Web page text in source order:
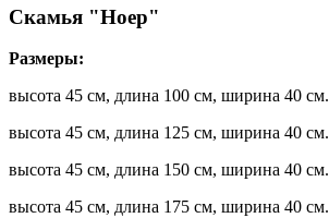
Скамья "Ноер"
Размеры:
высота 45 см, длина 100 см, ширина 40 см.
высота 45 см, длина 125 см, ширина 40 см.
высота 45 см, длина 150 см, ширина 40 см.
высота 45 см, длина 175 см, ширина 40 см.